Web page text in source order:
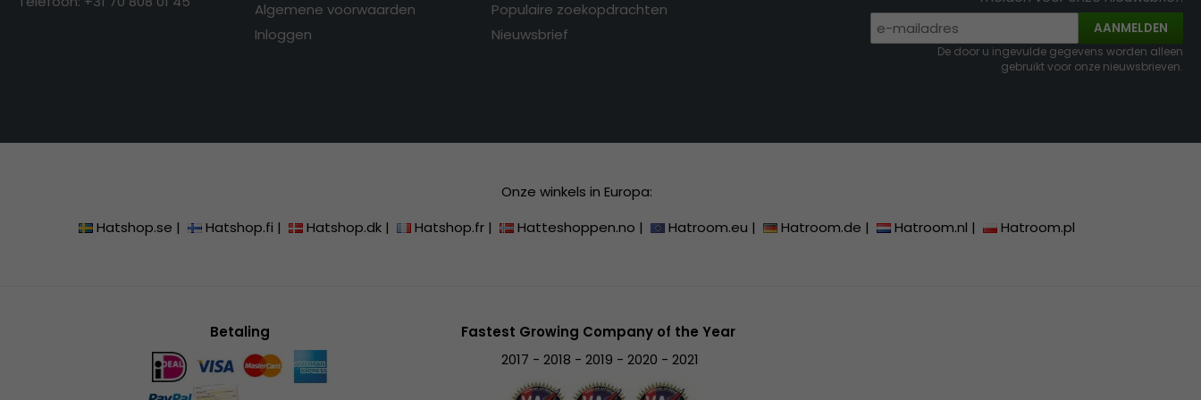
Algemene voorwaarden
Inloggen
Populaire zoekopdrachten
Nieuwsbrief
AANMELDEN
De door u ingevulde gegevens worden alleen
gebruikt voor onze nieuwsbrieven.
Onze winkels in Europa:
Hatshop.se | Hatshop.fi | Hatshop.dk | Hatshop.fr | Hatteshoppen.no | Hatroom.eu | Hatroom.de | Hatroom.nl | Hatroom.pl
Betaling
Fastest Growing Company of the Year
2017 - 2018 - 2019 - 2020 - 2021